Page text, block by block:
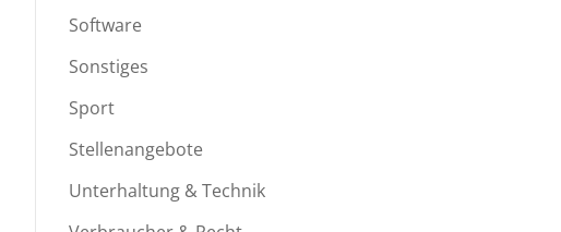
Software
Sonstiges
Sport
Stellenangebote
Unterhaltung & Technik